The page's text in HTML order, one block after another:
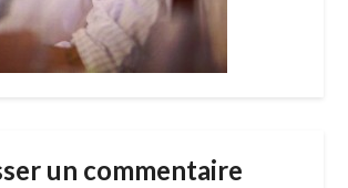
un commentaire